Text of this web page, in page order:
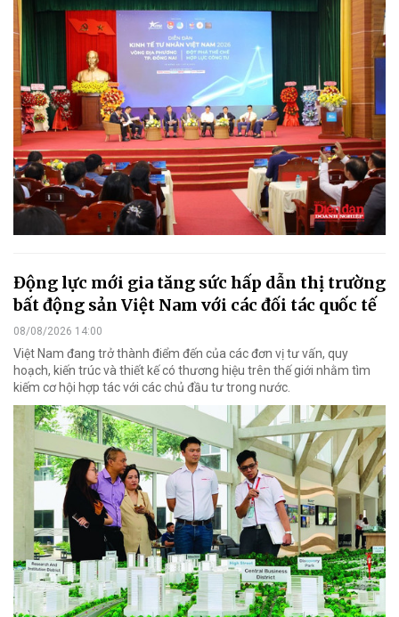
Động lực mới gia tăng sức hấp dẫn thị trường
bất động sản Việt Nam với các đối tác quốc tế
08/08/2026 14:00
Việt Nam đang trở thành điểm đến của các đơn vị tư vấn, quy
hoạch, kiến trúc và thiết kế có thương hiệu trên thế giới nhằm tìm
kiếm cơ hội hợp tác với các chủ đầu tư trong nước.